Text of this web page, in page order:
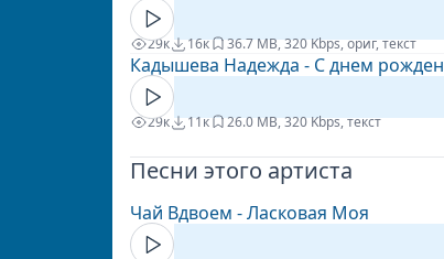
29к 16к 36.7 MB, 320 Kbps, ориг, текст
Кадышева Надежда - С днем
29к 11к 26.0 MB, 320 Kbps, текст
Песни этого артиста
Чай Вдвоем - Ласковая Моя